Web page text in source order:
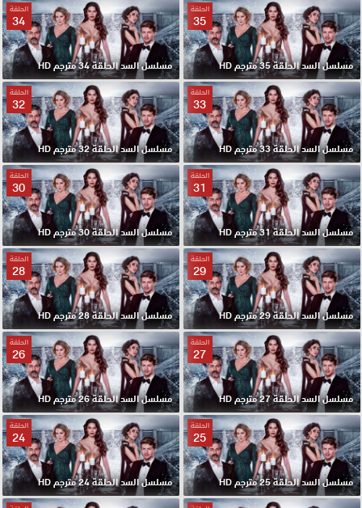
الحلقة
35
مسلسل السد الحلقة 35 مترجم HD
الحلقة
34
مسلسل السد الحلقة 34 مترجم HD
الحلقة
33
مسلسل السد الحلقة 33 مترجم HD
الحلقة
32
مسلسل السد الحلقة 32 مترجم HD
الحلقة
31
مسلسل السد الحلقة 31 مترجم HD
الحلقة
30
مسلسل السد الحلقة 30 مترجم HD
الحلقة
29
مسلسل السد الحلقة 29 مترجم HD
الحلقة
28
مسلسل السد الحلقة 28 مترجم HD
الحلقة
27
مسلسل السد الحلقة 27 مترجم HD
الحلقة
26
مسلسل السد الحلقة 26 مترجم HD
الحلقة
25
مسلسل السد الحلقة 25 مترجم HD
الحلقة
24
مسلسل السد الحلقة 24 مترجم HD